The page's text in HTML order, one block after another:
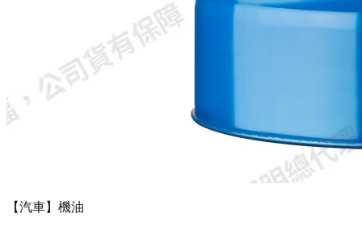
【汽車】機油